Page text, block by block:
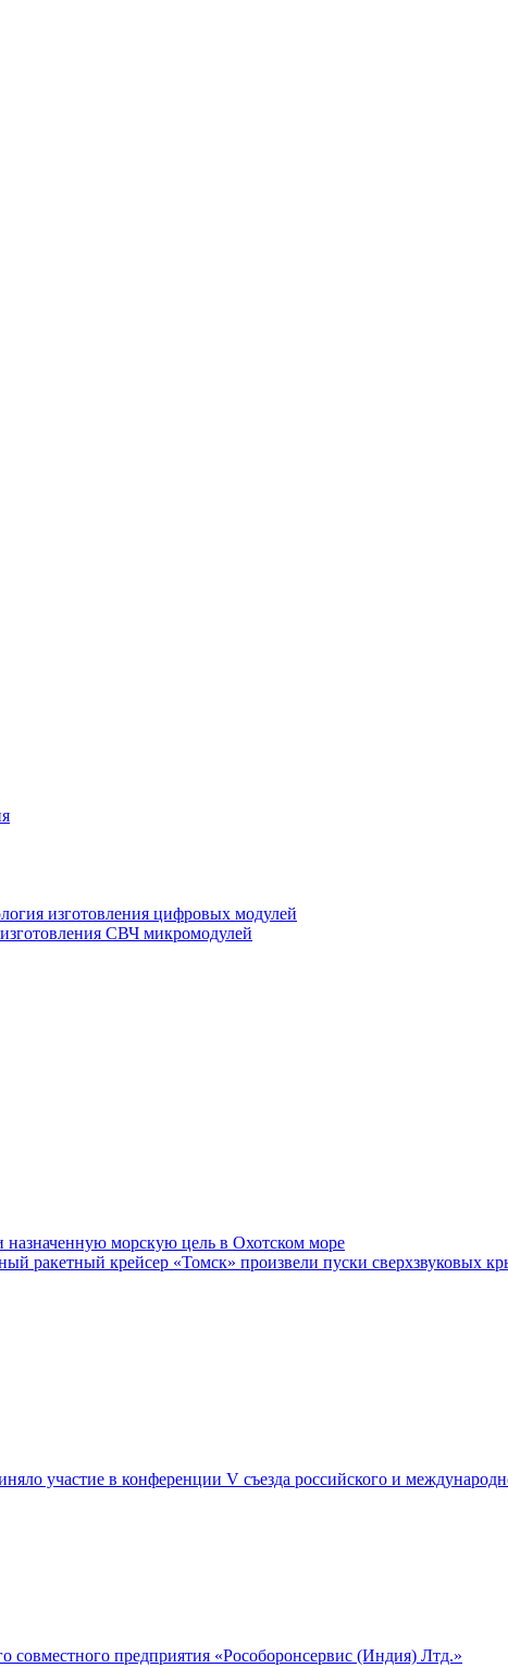
изготовления цифровых модулей
СВЧ микромодулей
морскую цель в Охотском море
ракетный крейсер «Томск» произвели пуски сверхзвуковых
участие в конференции V съезда российского и
совместного предприятия «Рособоронсервис (Индия) Лтд.»